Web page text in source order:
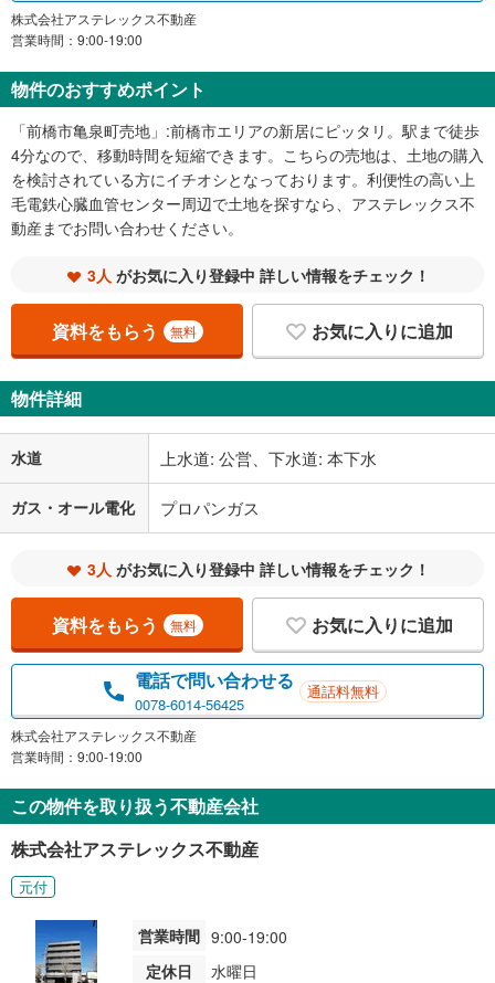
株式会社アステレックス不動産
営業時間：9:00-19:00
物件のおすすめポイント
「前橋市亀泉町売地」:前橋市エリアの新居にピッタリ。駅まで徒歩
4分なので、移動時間を短縮できます。こちらの売地は、土地の購入
を検討されている方にイチオシとなっております。利便性の高い上
毛電鉄心臓血管センター周辺で土地を探すなら、アステレックス不
動産までお問い合わせください。
3人 がお気に入り登録中 詳しい情報をチェック！
資料をもらう 無料 お気に入りに追加
物件詳細
水道 上水道: 公営、下水道: 本下水
ガス・オール電化 プロパンガス
3人 がお気に入り登録中 詳しい情報をチェック！
資料をもらう 無料 お気に入りに追加
電話で問い合わせる
0078-6014-56425
通話料無料
株式会社アステレックス不動産
営業時間：9:00-19:00
この物件を取り扱う不動産会社
株式会社アステレックス不動産
元付
営業時間 9:00-19:00
定休日
水曜日